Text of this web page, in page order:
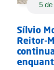
5
Sílvio
Reitor-